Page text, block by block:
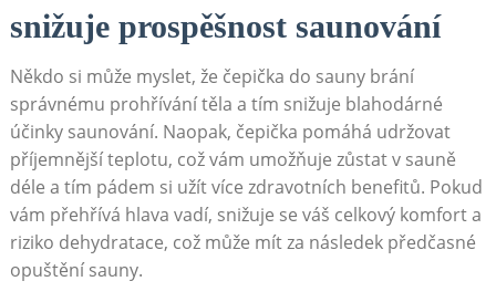
snižuje prospěšnost saunování
Někdo si může myslet, že čepička do sauny brání
správnému prohřívání těla a tím snižuje blahodárné
účinky saunování. Naopak, čepička pomáhá udržovat
příjemnější teplotu, což vám umožňuje zůstat v sauně
déle a tím pádem si užít více zdravotních benefitů. Pokud
vám přehřívá hlava vadí, snižuje se váš celkový komfort a
riziko dehydratace, což může mít za následek předčasné
opuštění sauny.